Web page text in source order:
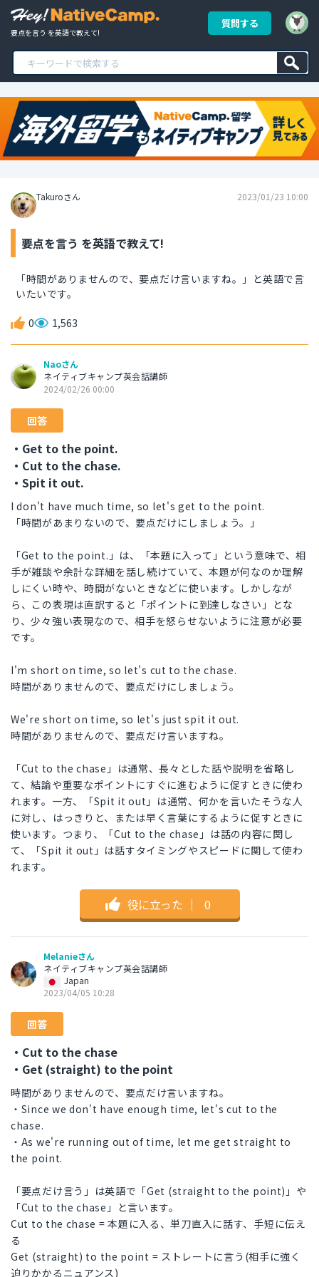
要点を言う を英語で教えて!
質問する
Takuroさん 2023/01/23 10:00
要点を言う を英語で教えて!
「時間がありませんので、要点だけ言いますね。」と英語で言
いたいです。
0 1,563
Naoさん
ネイティブキャンプ英会話講師
2024/02/26 00:00
回答
・Get to the point.
・Cut to the chase.
・Spit it out.
I don't have much time, so let's get to the point.
「時間があまりないので、要点だけにしましょう。」
「Get to the point.」は、「本題に入って」という意味で、相
手が雑談や余計な詳細を話し続けていて、本題が何なのか理解
しにくい時や、時間がないときなどに使います。しかしなが
ら、この表現は直訳すると「ポイントに到達しなさい」とな
り、少々強い表現なので、相手を怒らせないように注意が必要
です。
I'm short on time, so let's cut to the chase.
時間がありませんので、要点だけにしましょう。
We're short on time, so let's just spit it out.
時間がありませんので、要点だけ言いますね。
「Cut to the chase」は通常、長々とした話や説明を省略し
て、結論や重要なポイントにすぐに進むように促すときに使わ
れます。一方、「Spit it out」は通常、何かを言いたそうな人
に対し、はっきりと、または早く言葉にするように促すときに
使います。つまり、「Cut to the chase」は話の内容に関し
て、「Spit it out」は話すタイミングやスピードに関して使わ
れます。
役に立った ｜ 0
Melanieさん
ネイティブキャンプ英会話講師
Japan
2023/04/05 10:28
回答
・Cut to the chase
・Get (straight) to the point
時間がありませんので、要点だけ言いますね。
・Since we don't have enough time, let's cut to the
chase.
・As we're running out of time, let me get straight to
the point.
「要点だけ言う」は英語で「Get (straight to the point)」や
「Cut to the chase」と言います。
Cut to the chase = 本題に入る、単刀直入に話す、手短に伝え
る
Get (straight) to the point = ストレートに言う(相手に強く
迫りかかるニュアンス)